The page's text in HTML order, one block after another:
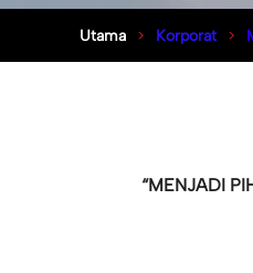
Utama Korporat
“MENJADI